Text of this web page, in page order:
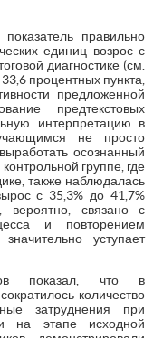
правильно
единиц возрос с
диагностике (см.
процентных пункта,
предложенной
предтекстовых
интерпретацию в
не просто
осознанный
группе, где
также наблюдалась
с 35,3% до 41,7%
вероятно, связано с
и повторением
уступает
показал, что в
количество
затруднения при
на этапе исходной